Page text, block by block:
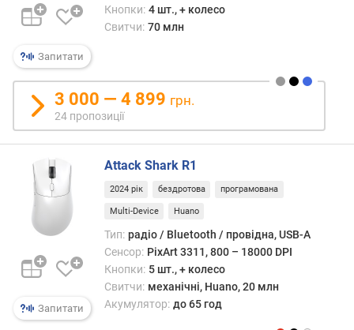
р
о
о
з
и
ц
і
й
в
р
і
я
l
Запитати
Кнопки: 4 шт., + колесо
Свитчи: 70 млн
3 000 — 4 899 грн.
24 пропозиції
Запитати
Attack Shark R1
2024 рік бездротова програмована
Multi-Device Huano
Тип: радіо / Bluetooth / провідна, USB-A
Сенсор: PixArt 3311, 800 – 18000 DPI
Кнопки: 5 шт., + колесо
Свитчи: механічні, Huano, 20 млн
Акумулятор: до 65 год